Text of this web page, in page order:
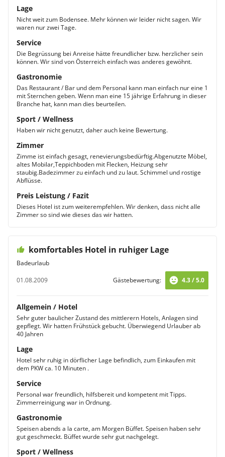
Lage
Nicht weit zum Bodensee. Mehr können wir leider nicht sagen. Wir
waren nur zwei Tage.
Service
Die Begrüssung bei Anreise hätte freundlicher bzw. herzlicher sein
können. Wir sind von Österreich einfach was anderes gewöhnt.
Gastronomie
Das Restaurant / Bar und dem Personal kann man einfach nur eine 1
mit Sternchen geben. Wenn man eine 15 jährige Erfahrung in dieser
Branche hat, kann man dies beurteilen.
Sport / Wellness
Haben wir nicht genutzt, daher auch keine Bewertung.
Zimmer
Zimme ist einfach gesagt, renevierungsbedürftig.Abgenutzte Möbel,
altes Mobilar,Teppichboden mit Flecken, Heizung sehr
staubig.Badezimmer zu einfach und zu laut. Schimmel und rostige
Abflüsse.
Preis Leistung / Fazit
Dieses Hotel ist zum weiterempfehlen. Wir denken, dass nicht alle
Zimmer so sind wie dieses das wir hatten.
komfortables Hotel in ruhiger Lage
Badeurlaub
01.08.2009
Gästebewertung: 4.3 / 5.0
Allgemein / Hotel
Sehr guter baulicher Zustand des mittlerern Hotels, Anlagen sind
gepflegt. Wir hatten Frühstück gebucht. Überwiegend Urlauber ab
40 Jahren
Lage
Hotel sehr ruhig in dörflicher Lage befindlich, zum Einkaufen mit
dem PKW ca. 10 Minuten .
Service
Personal war freundlich, hilfsbereit und kompetent mit Tipps.
Zimmerreinigung war in Ordnung.
Gastronomie
Speisen abends a la carte, am Morgen Büffet. Speisen haben sehr
gut geschmeckt. Büffet wurde sehr gut nachgelegt.
Sport / Wellness